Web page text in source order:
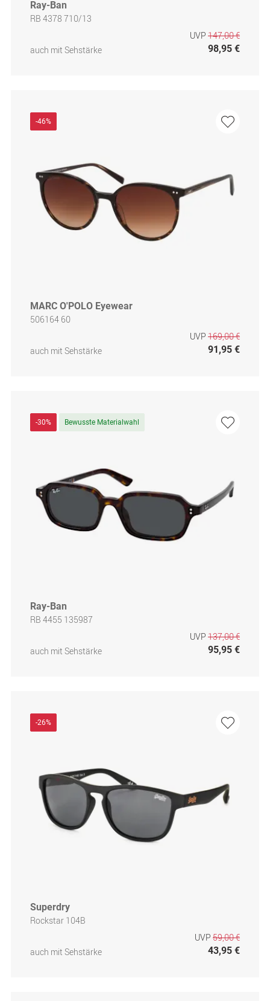
Ray-Ban
RB 4378 710/13
auch mit Sehstärke
UVP 147,00 €
98,95 €
-46%
MARC O'POLO Eyewear
506164 60
auch mit Sehstärke
UVP 169,00 €
91,95 €
-30% Bewusste Materialwahl
Ray-Ban
RB 4455 135987
auch mit Sehstärke
UVP 137,00 €
95,95 €
-26%
Superdry
Rockstar 104B
auch mit Sehstärke
UVP 59,00 €
43,95 €